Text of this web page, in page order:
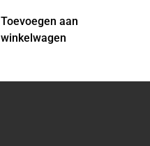
Toevoegen aan
winkelwagen